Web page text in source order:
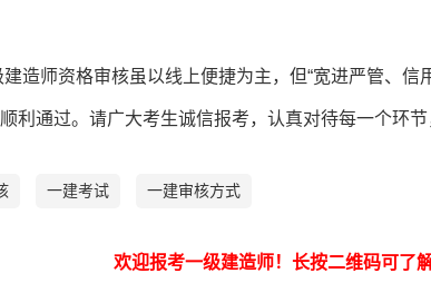
造师资格审核虽以线上便捷为主，但“宽进严管、信
利通过。请广大考生诚信报考，认真对待每一个环节
一建考试 一建审核方式
欢迎报考一级建造师！长按二维码可了